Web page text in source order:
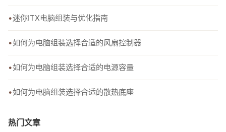
迷你ITX电脑组装与优化指南
如何为电脑组装选择合适的风扇控制器
如何为电脑组装选择合适的电源容量
如何为电脑组装选择合适的散热底座
热门文章